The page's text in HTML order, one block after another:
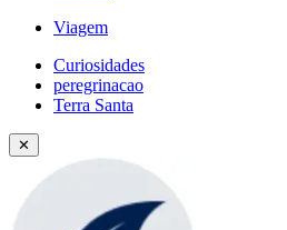
Viagem
Curiosidades
peregrinacao
Terra Santa
✕